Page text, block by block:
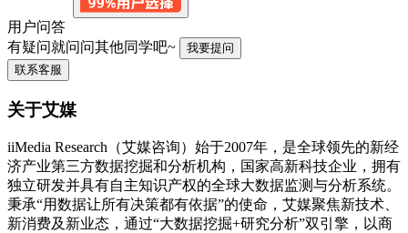
用户问答
有疑问就问问其他同学吧~
我要提问
联系客服
关于艾媒
iiMedia Research（艾媒咨询）始于2007年，是全球领先的新经
济产业第三方数据挖掘和分析机构，国家高新科技企业，拥有
独立研发并具有自主知识产权的全球大数据监测与分析系统。
秉承“用数据让所有决策都有依据”的使命，艾媒聚焦新技术、
新消费及新业态，通过“大数据挖掘+研究分析”双引擎，以商